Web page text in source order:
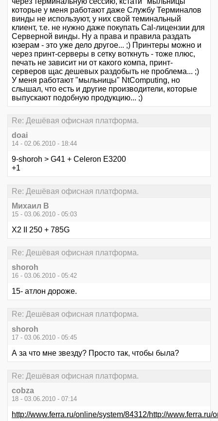
которые у меня работают даже Службу Терминалов
винды не используют, у них свой теминальный
клиент, т.е. не нужно даже покупать Cal-лицензии для
Серверной винды. Ну а права и правила раздать
юзерам - это уже дело другое... ;) Принтеры можно и
через принт-серверы в сетку воткнуть - тоже плюс,
печать не зависит ни от какого компа, принт-
серверов щас дешевых раздобыть не проблема... ;)
У меня работают "мыльницы" NtComputing, но
слышал, что есть и другие производители, которые
выпускают подобную продукцию... ;)
Re: Дешёвая офисная платформа.
doai
14 - 02.06.2010 - 18:44
9-shoroh > G41 + Celeron E3200
+1
Re: Дешёвая офисная платформа.
Михаил В
15 - 03.06.2010 - 05:03
X2 II 250 + 785G
Re: Дешёвая офисная платформа.
shoroh
16 - 03.06.2010 - 05:42
15- атлон дороже.
Re: Дешёвая офисная платформа.
shoroh
17 - 03.06.2010 - 05:45
А за что мне звезду? Просто так, чтобы была?
Re: Дешёвая офисная платформа.
cobza
18 - 03.06.2010 - 07:14
http://www.ferra.ru/online/system/84312/http://www.ferra.ru/